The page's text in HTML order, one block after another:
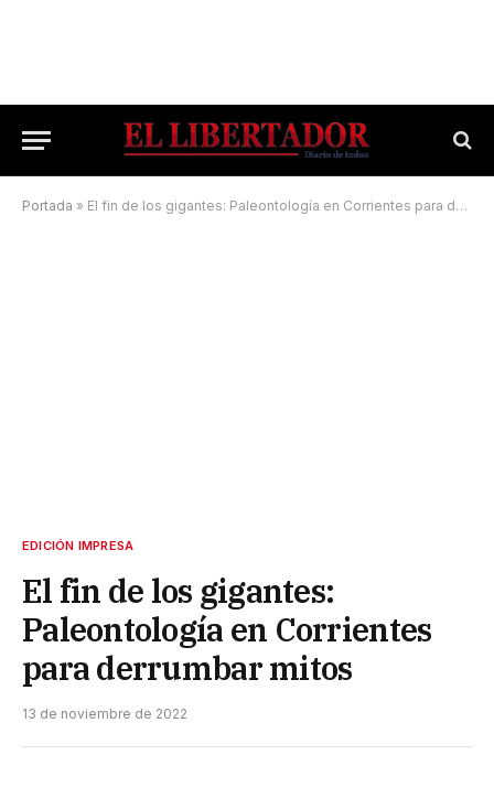
Portada » El fin de los gigantes: Paleontología en Corrientes para derrumbar mitos
EDICIÓN IMPRESA
El fin de los gigantes:
Paleontología en Corrientes
para derrumbar mitos
13 de noviembre de 2022